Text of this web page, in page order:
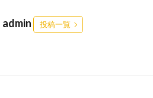
投稿一覧